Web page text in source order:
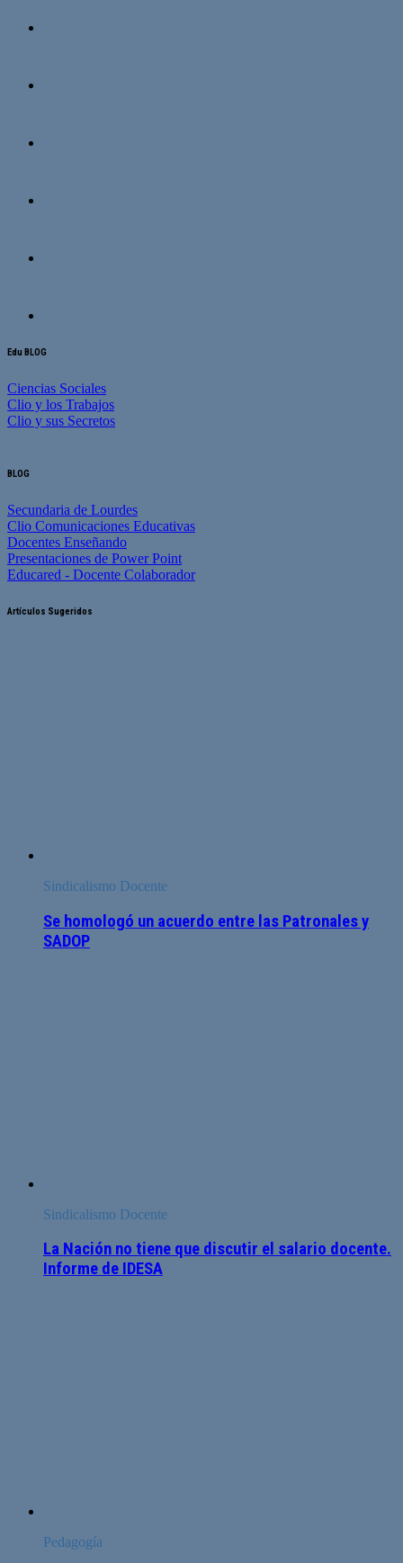
Edu BLOG
Ciencias Sociales
Clio y los Trabajos
Clio y sus Secretos
BLOG
Secundaria de Lourdes
Clio Comunicaciones Educativas
Docentes Enseñando
Presentaciones de Power Point
Educared - Docente Colaborador
Artículos Sugeridos
Sindicalismo Docente
Se homologó un acuerdo entre las Patronales y
SADOP
Sindicalismo Docente
La Nación no tiene que discutir el salario docente.
Informe de IDESA
Pedagogía